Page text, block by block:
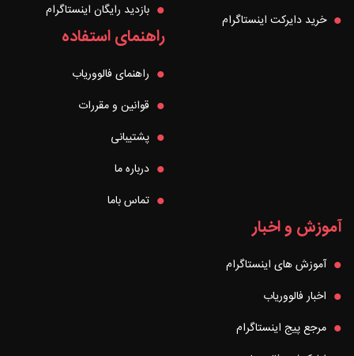
خرید دایرکت اینستاگرام
بازدید رایگان اینستاگرام
راهنمای استفاده
راهنمای فالووریاب
قوانین و مقررات
پشتیبانی
درباره ما
تماس باما
آموزش و اخبار
آموزش های اینستاگرام
اخبار فالووریاب
مرجع پیج اینستاگرام